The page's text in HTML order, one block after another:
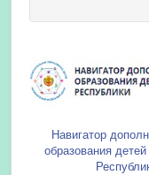
Навигатор
образования